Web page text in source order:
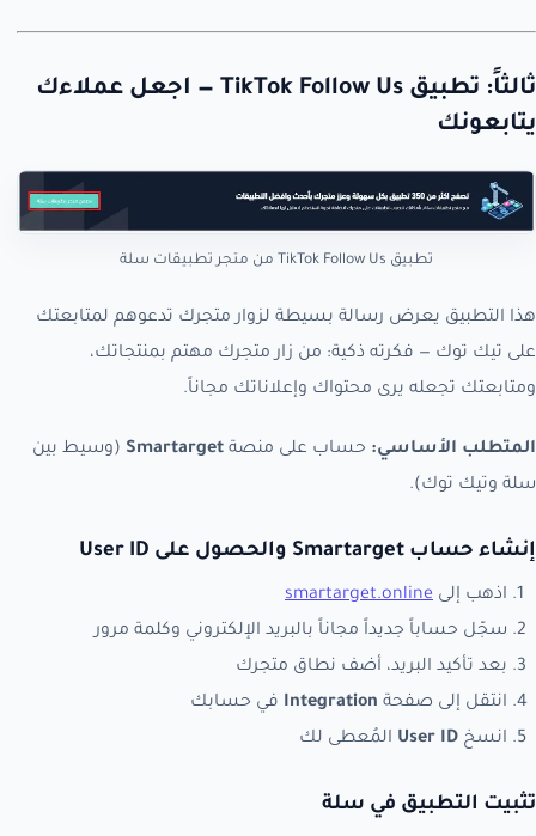
ثالثاً: تطبيق TikTok Follow Us — اجعل عملاءك
يتابعونك
تطبيق TikTok Follow Us من متجر تطبيقات سلة
هذا التطبيق يعرض رسالة بسيطة لزوار متجرك تدعوهم لمتابعتك
على تيك توك — فكرته ذكية: من زار متجرك مهتم بمنتجاتك،
ومتابعتك تجعله يرى محتواك وإعلاناتك مجاناً.
المتطلب الأساسي: حساب على منصة Smartarget (وسيط بين
سلة وتيك توك).
إنشاء حساب Smartarget والحصول على User ID
اذهب إلى smartarget.online
سجّل حساباً جديداً مجاناً بالبريد الإلكتروني وكلمة مرور
بعد تأكيد البريد، أضف نطاق متجرك
انتقل إلى صفحة Integration في حسابك
انسخ User ID المُعطى لك
تثبيت التطبيق في سلة